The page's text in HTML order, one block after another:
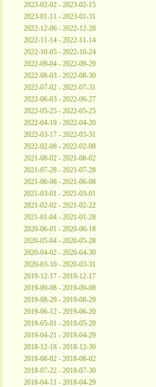
2023-02-02 - 2023-02-15
2023-01-11 - 2023-01-31
2022-12-06 - 2022-12-28
2022-11-14 - 2022-11-14
2022-10-05 - 2022-10-24
2022-09-04 - 2022-09-29
2022-08-03 - 2022-08-30
2022-07-02 - 2022-07-31
2022-06-03 - 2022-06-27
2022-05-25 - 2022-05-25
2022-04-19 - 2022-04-20
2022-03-17 - 2022-03-31
2022-02-08 - 2022-02-08
2021-08-02 - 2021-08-02
2021-07-28 - 2021-07-28
2021-06-08 - 2021-06-08
2021-03-01 - 2021-03-01
2021-02-02 - 2021-02-22
2021-01-04 - 2021-01-28
2020-06-01 - 2020-06-18
2020-05-04 - 2020-05-28
2020-04-02 - 2020-04-30
2020-03-10 - 2020-03-31
2019-12-17 - 2019-12-17
2019-09-08 - 2019-09-08
2019-08-29 - 2019-08-29
2019-06-12 - 2019-06-20
2019-05-01 - 2019-05-20
2019-04-21 - 2019-04-29
2018-12-18 - 2018-12-30
2018-08-02 - 2018-08-02
2018-07-22 - 2018-07-30
2018-04-11 - 2018-04-29